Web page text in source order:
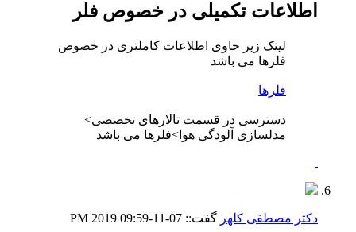
اطلاعات تکمیلی در خصوص فلر
لینک زیر حاوی اطلاعات کاملتری در خصوص
فلرها می باشد
فلرها
دسترسی در قسمت تالارهای تخصصی>
مدلسازی آلودگی هوا>فلرها می باشد
دکتر مصطفی کلهر گفت:: 07-11-2019
09:59 PM